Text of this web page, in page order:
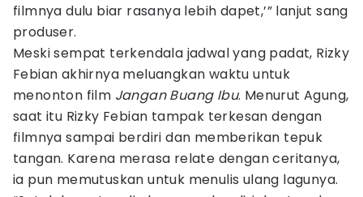
filmnya dulu biar rasanya lebih dapet,’” lanjut sang
produser.
Meski sempat terkendala jadwal yang padat, Rizky
Febian akhirnya meluangkan waktu untuk
menonton film Jangan Buang Ibu. Menurut Agung,
saat itu Rizky Febian tampak terkesan dengan
filmnya sampai berdiri dan memberikan tepuk
tangan. Karena merasa relate dengan ceritanya,
ia pun memutuskan untuk menulis ulang lagunya.